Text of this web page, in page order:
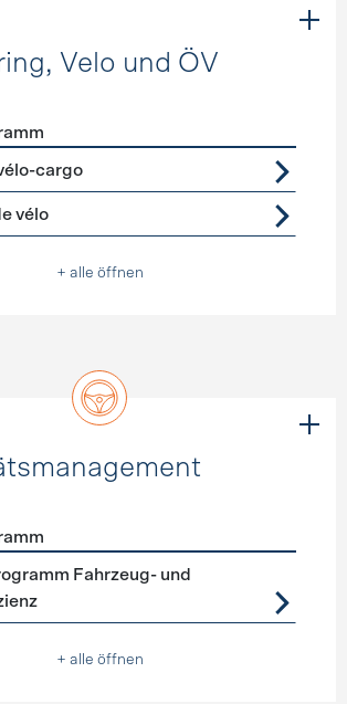
Velo und ÖV
cargo
vélo
+ alle öffnen
Mobilitätsmanagement
Fahrzeug- und
+ alle öffnen